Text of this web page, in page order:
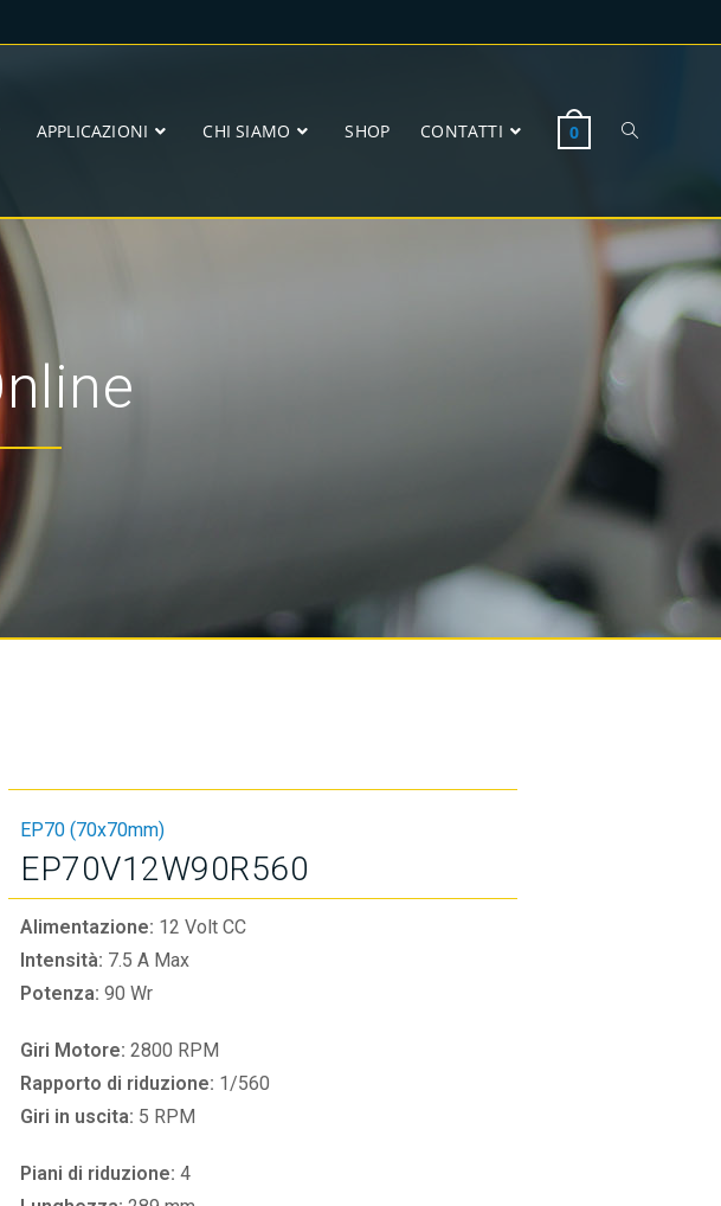
APPLICAZIONI CHI SIAMO SHOP CONTATTI 0
EP70 (70x70mm)
EP70V12W90R560
Alimentazione: 12 Volt CC
Intensità: 7.5 A Max
Potenza: 90 Wr
Giri Motore: 2800 RPM
Rapporto di riduzione: 1/560
Giri in uscita: 5 RPM
Piani di riduzione: 4